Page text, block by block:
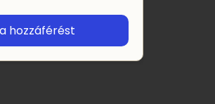
hozzáférést